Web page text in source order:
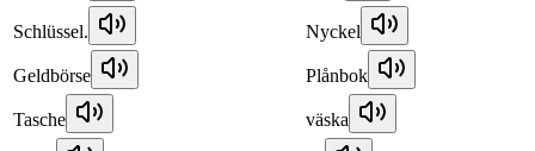
Schlüssel. Nyckel
Geldbörse Plånbok
Tasche väska